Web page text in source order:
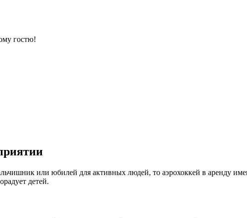
гостю!
или юбилей для активных людей, то аэрохоккей в аренду
детей.